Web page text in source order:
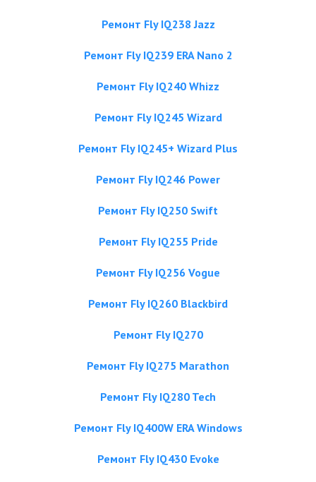
Ремонт Fly IQ238 Jazz
Ремонт Fly IQ239 ERA Nano 2
Ремонт Fly IQ240 Whizz
Ремонт Fly IQ245 Wizard
Ремонт Fly IQ245+ Wizard Plus
Ремонт Fly IQ246 Power
Ремонт Fly IQ250 Swift
Ремонт Fly IQ255 Pride
Ремонт Fly IQ256 Vogue
Ремонт Fly IQ260 Blackbird
Ремонт Fly IQ270
Ремонт Fly IQ275 Marathon
Ремонт Fly IQ280 Tech
Ремонт Fly IQ400W ERA Windows
Ремонт Fly IQ430 Evoke